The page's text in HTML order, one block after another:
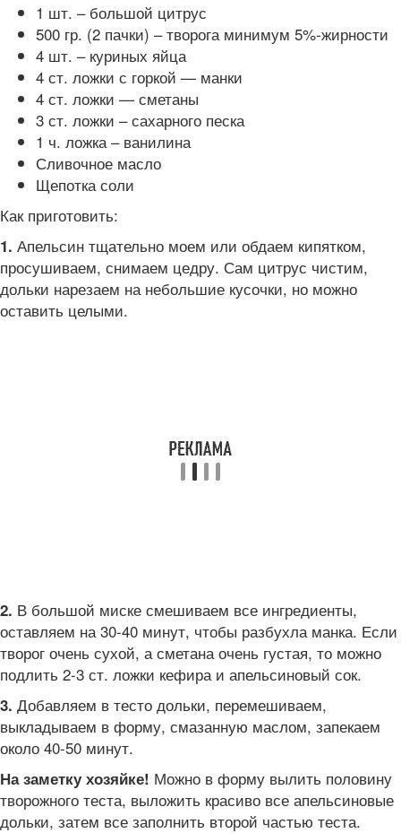
1 шт. – большой цитрус
500 гр. (2 пачки) – творога минимум 5%-жирности
4 шт. – куриных яйца
4 ст. ложки с горкой — манки
4 ст. ложки — сметаны
3 ст. ложки – сахарного песка
1 ч. ложка – ванилина
Сливочное масло
Щепотка соли
Как приготовить:
1. Апельсин тщательно моем или обдаем кипятком,
просушиваем, снимаем цедру. Сам цитрус чистим,
дольки нарезаем на небольшие кусочки, но можно
оставить целыми.
2. В большой миске смешиваем все ингредиенты,
оставляем на 30-40 минут, чтобы разбухла манка. Если
творог очень сухой, а сметана очень густая, то можно
подлить 2-3 ст. ложки кефира и апельсиновый сок.
3. Добавляем в тесто дольки, перемешиваем,
выкладываем в форму, смазанную маслом, запекаем
около 40-50 минут.
На заметку хозяйке! Можно в форму вылить половину
творожного теста, выложить красиво все апельсиновые
дольки, затем все заполнить второй частью теста.